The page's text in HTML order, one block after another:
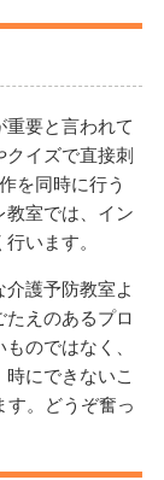
要と言われて
イズで直接刺
を同時に行う
教室では、イン
います。
護予防教室よ
えのあるプロ
のではなく、
にできないこ
す。どうぞ奮っ